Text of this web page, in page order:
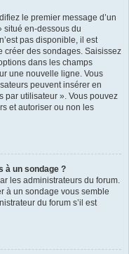
le premier message d’un
situé en-dessous du
pas disponible, il est
créer des sondages. Saisissez
dans les champs
une nouvelle ligne. Vous
peuvent insérer en
par utilisateur ». Vous pouvez
et autoriser ou non les
à un sondage ?
les administrateurs du forum.
à un sondage vous semble
du forum s’il est